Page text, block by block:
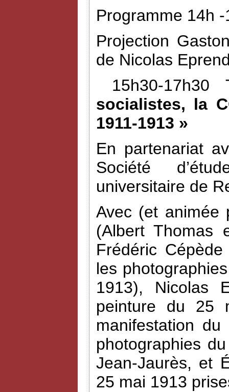
Programme 14h
Projection
de Nicolas
15h30-
socialistes, la
1911-1913 »
En partenariat
Société
universitaire de
Avec (et animée
(Albert Thomas
Frédéric
les
1913), Nicolas
peinture du 25
manifestation
photographies
Jean-Jaurès, et
25 mai 1913